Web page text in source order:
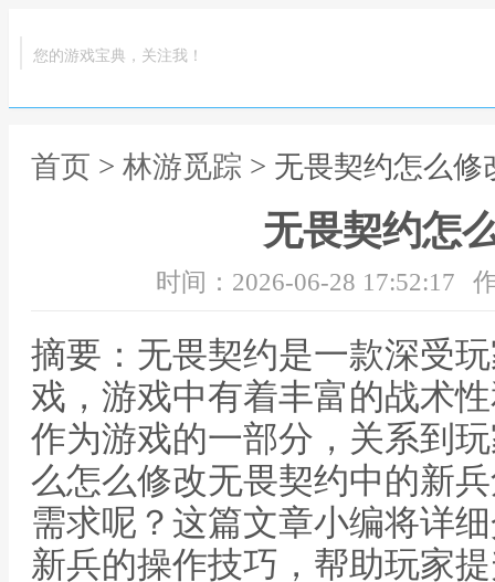
您的游戏宝典，关注我！
首页 > 林游觅踪 > 无畏契约怎么修
无畏契约怎
时间：2026-06-28 17:52:17
摘要：无畏契约是一款深受
戏，游戏中有着丰富的战术
作为游戏的一部分，关系到
么怎么修改无畏契约中的新
需求呢？这篇文章小编将详
新兵的操作技巧，帮助玩家